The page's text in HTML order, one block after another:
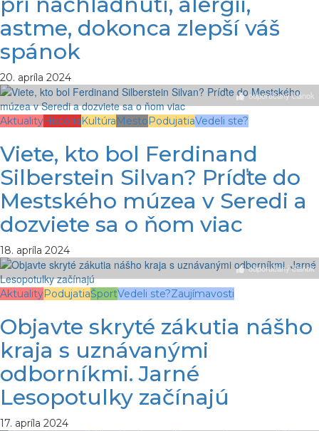
astme, dokonca zlepší váš
spánok
20. apríla 2024
odporúčaný článok
AktualityHistória Kultúra Mesto PodujatiaVedeli ste?
Viete, kto bol Ferdinand
Silberstein Silvan? Príďte do
Mestského múzea v Seredi a
dozviete sa o ňom viac
18. apríla 2024
odporúčaný článok
AktualityPodujatiaŠportVedeli ste?Zaujímavosti
Objavte skryté zákutia nášho
kraja s uznávanými
odborníkmi. Jarné
Lesopotulky začínajú
17. apríla 2024